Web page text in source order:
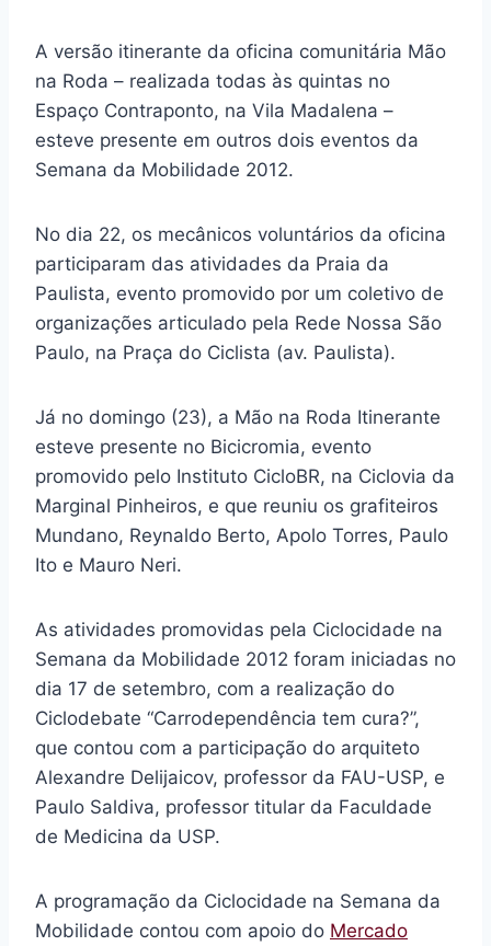
A versão itinerante da oficina comunitária Mão
na Roda – realizada todas às quintas no
Espaço Contraponto, na Vila Madalena –
esteve presente em outros dois eventos da
Semana da Mobilidade 2012.
No dia 22, os mecânicos voluntários da oficina
participaram das atividades da Praia da
Paulista, evento promovido por um coletivo de
organizações articulado pela Rede Nossa São
Paulo, na Praça do Ciclista (av. Paulista).
Já no domingo (23), a Mão na Roda Itinerante
esteve presente no Bicicromia, evento
promovido pelo Instituto CicloBR, na Ciclovia da
Marginal Pinheiros, e que reuniu os grafiteiros
Mundano, Reynaldo Berto, Apolo Torres, Paulo
Ito e Mauro Neri.
As atividades promovidas pela Ciclocidade na
Semana da Mobilidade 2012 foram iniciadas no
dia 17 de setembro, com a realização do
Ciclodebate “Carrodependência tem cura?”,
que contou com a participação do arquiteto
Alexandre Delijaicov, professor da FAU-USP, e
Paulo Saldiva, professor titular da Faculdade
de Medicina da USP.
A programação da Ciclocidade na Semana da
Mobilidade contou com apoio do Mercado